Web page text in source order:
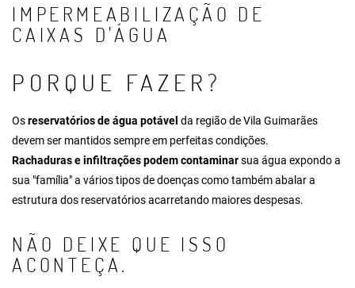
IMPERMEABILIZAÇÃO DE
CAIXAS D'ÁGUA
PORQUE FAZER?
Osreservatórios de água potável da região de Vila Guimarães
devem ser mantidos sempre em perfeitas condições.
Rachaduras e infiltrações podem contaminarsua água expondo a
sua "família" a vários tipos de doenças como também abalar a
estrutura dos reservatórios acarretando maiores despesas.
NÃO DEIXE QUE ISSO
ACONTEÇA.